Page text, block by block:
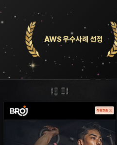
AWS 우수사례 선정